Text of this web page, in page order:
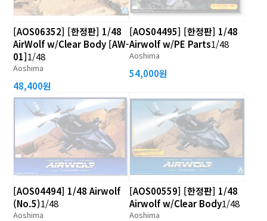
[AOS06352] [한정판] 1/48
AirWolf w/Clear Body [AW-
01]1/48
Aoshima
48,400원
[AOS04495] [한정판] 1/48
Airwolf w/PE Parts1/48
Aoshima
54,000원
[AOS04494] 1/48 Airwolf
(No.5)1/48
Aoshima
[AOS00559] [한정판] 1/48
Airwolf w/Clear Body1/48
Aoshima